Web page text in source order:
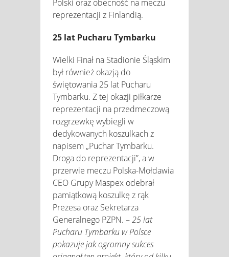
Polski oraz obecność na meczu
reprezentacji z Finlandią.
25 lat Pucharu Tymbarku
Wielki Finał na Stadionie Śląskim
był również okazją do
świętowania 25 lat Pucharu
Tymbarku. Z tej okazji piłkarze
reprezentacji na przedmeczową
rozgrzewkę wybiegli w
dedykowanych koszulkach z
napisem „Puchar Tymbarku.
Droga do reprezentacji”, a w
przerwie meczu Polska-Mołdawia
CEO Grupy Maspex odebrał
pamiątkową koszulkę z rąk
Prezesa oraz Sekretarza
Generalnego PZPN. –25 lat
Pucharu Tymbarku w Polsce
pokazuje jak ogromny sukces